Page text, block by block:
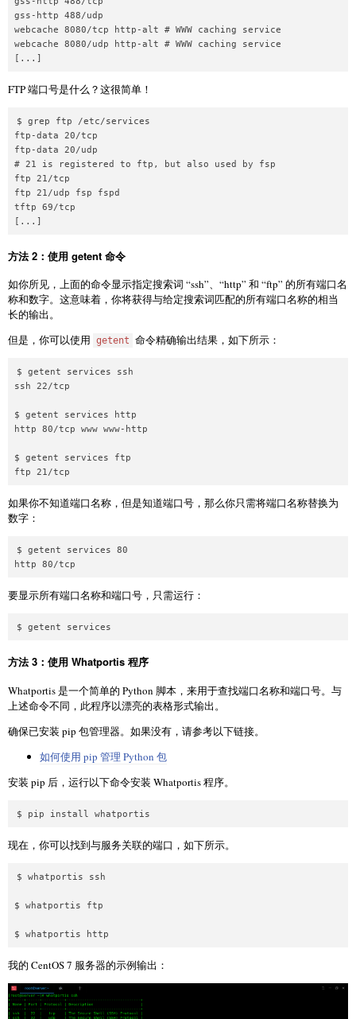
gss-http 488/udp
webcache 8080/tcp http-alt # WWW caching service
webcache 8080/udp http-alt # WWW caching service
[...]
FTP 端口号是什么？这很简单！
$ grep ftp /etc/services
ftp-data 20/tcp
ftp-data 20/udp
# 21 is registered to ftp, but also used by fsp
ftp 21/tcp
ftp 21/udp fsp fspd
tftp 69/tcp
[...]
方法 2：使用 getent 命令
如你所见，上面的命令显示指定搜索词 “ssh”、“http” 和 “ftp” 的所有端口名
称和数字。这意味着，你将获得与给定搜索词匹配的所有端口名称的相当
长的输出。
但是，你可以使用 getent 命令精确输出结果，如下所示：
$ getent services ssh
ssh 22/tcp
$ getent services http
http 80/tcp www www-http
$ getent services ftp
ftp 21/tcp
如果你不知道端口名称，但是知道端口号，那么你只需将端口名称替换为
数字：
$ getent services 80
http 80/tcp
要显示所有端口名称和端口号，只需运行：
$ getent services
方法 3：使用 Whatportis 程序
Whatportis 是一个简单的 Python 脚本，来用于查找端口名称和端口号。与
上述命令不同，此程序以漂亮的表格形式输出。
确保已安装 pip 包管理器。如果没有，请参考以下链接。
如何使用 pip 管理 Python 包
安装 pip 后，运行以下命令安装 Whatportis 程序。
$ pip install whatportis
现在，你可以找到与服务关联的端口，如下所示。
$ whatportis ssh
$ whatportis ftp
$ whatportis http
我的 CentOS 7 服务器的示例输出：